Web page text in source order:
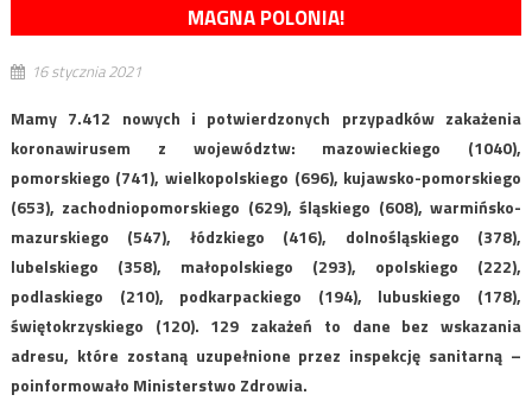
MAGNA POLONIA!
16 stycznia 2021
Mamy 7.412 nowych i potwierdzonych przypadków zakażenia
koronawirusem z województw: mazowieckiego (1040),
pomorskiego (741), wielkopolskiego (696), kujawsko-pomorskiego
(653), zachodniopomorskiego (629), śląskiego (608), warmińsko-
mazurskiego (547), łódzkiego (416), dolnośląskiego (378),
lubelskiego (358), małopolskiego (293), opolskiego (222),
podlaskiego (210), podkarpackiego (194), lubuskiego (178),
świętokrzyskiego (120). 129 zakażeń to dane bez wskazania
adresu, które zostaną uzupełnione przez inspekcję sanitarną –
poinformowało Ministerstwo Zdrowia.